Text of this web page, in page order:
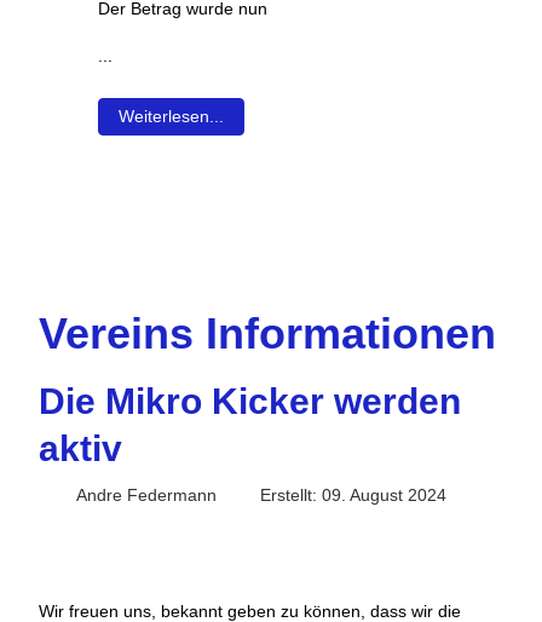
Der Betrag wurde nun
Weiterlesen...
Vereins Informationen
Die Mikro Kicker werden
aktiv
Andre Federmann Erstellt: 09. August 2024
Wir freuen uns, bekannt geben zu können, dass wir die